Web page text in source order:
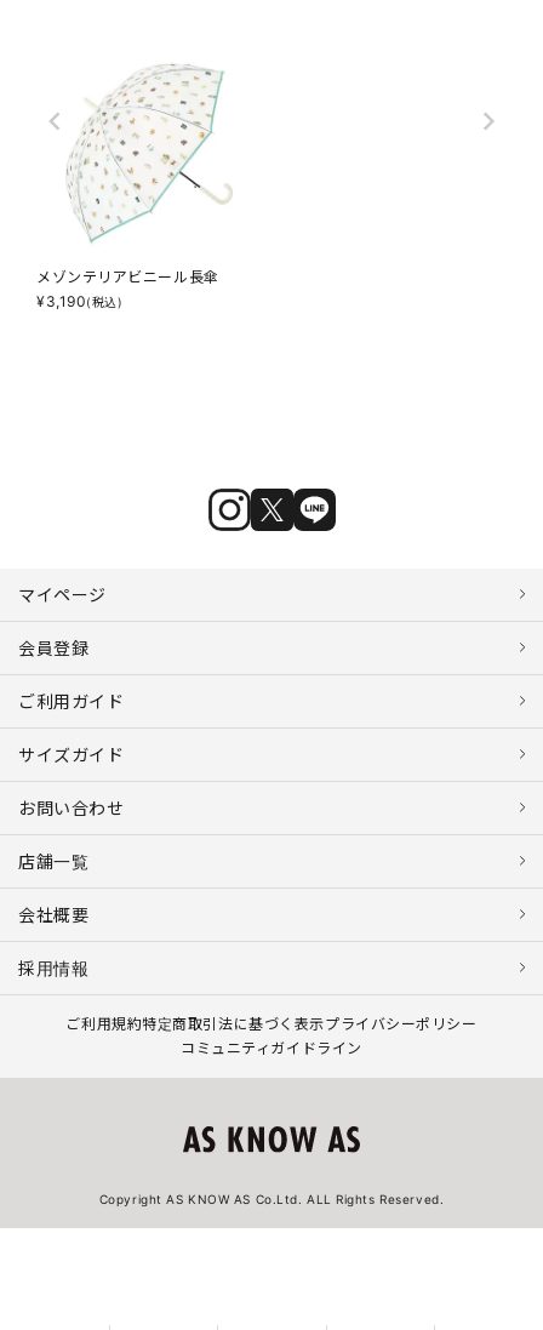
メゾンテリアビニール長傘
¥3,190(税込)
マイページ
会員登録
ご利用ガイド
サイズガイド
お問い合わせ
店舗一覧
会社概要
採用情報
ご利用規約特定商取引法に基づく表示プライバシーポリシー
コミュニティガイドライン
Copyright AS KNOW AS Co.Ltd. ALL Rights Reserved.